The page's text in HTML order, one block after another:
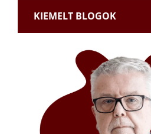
KIEMELT BLOGOK